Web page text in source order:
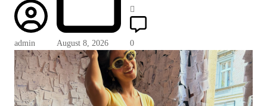
admin August 8, 2026 0